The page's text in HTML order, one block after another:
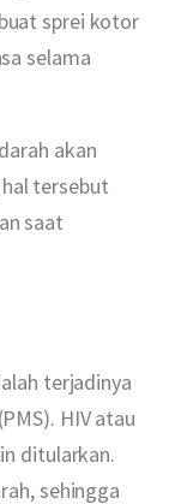
sprei kotor
selama
akan
tersebut
saat
terjadinya
HIV atau
ditularkan.
sehingga